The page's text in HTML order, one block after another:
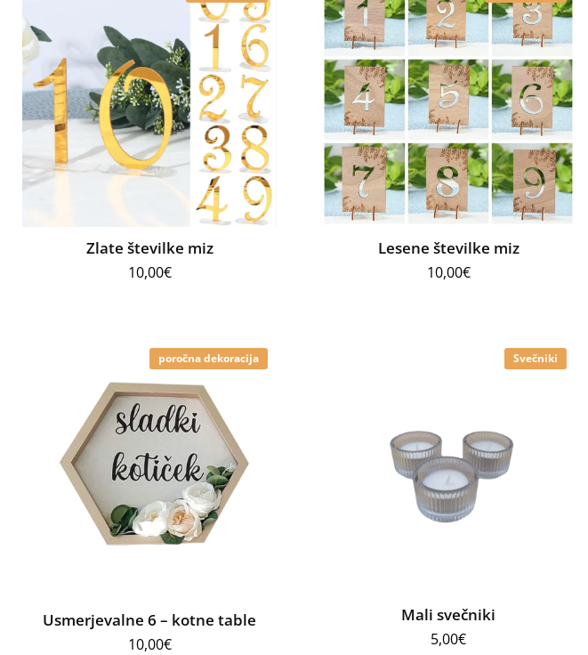
Zlate številke miz
10,00€
Lesene številke miz
10,00€
poročna dekoracija
Usmerjevalne 6 – kotne table
10,00€
Svečniki
Mali svečniki
5,00€